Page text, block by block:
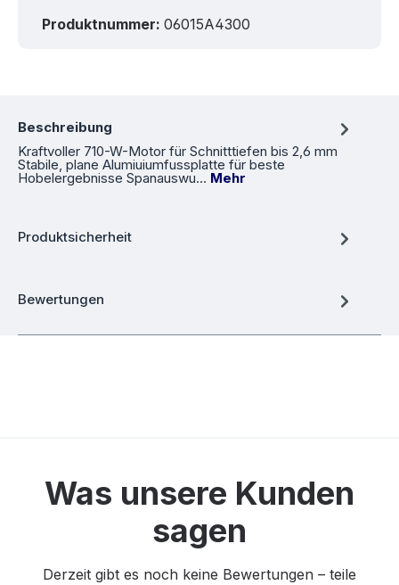
Produktnummer: 06015A4300
Beschreibung
Kraftvoller 710-W-Motor für Schnitttiefen bis 2,6 mm
Stabile, plane Alumiuiumfussplatte für beste
Hobelergebnisse Spanauswu… Mehr
Produktsicherheit
Bewertungen
Was unsere Kunden
sagen
Derzeit gibt es noch keine Bewertungen – teile